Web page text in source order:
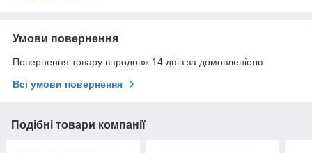
Умови повернення
Повернення товару впродовж 14 днів за домовленістю
Всі умови повернення
Подібні товари компанії